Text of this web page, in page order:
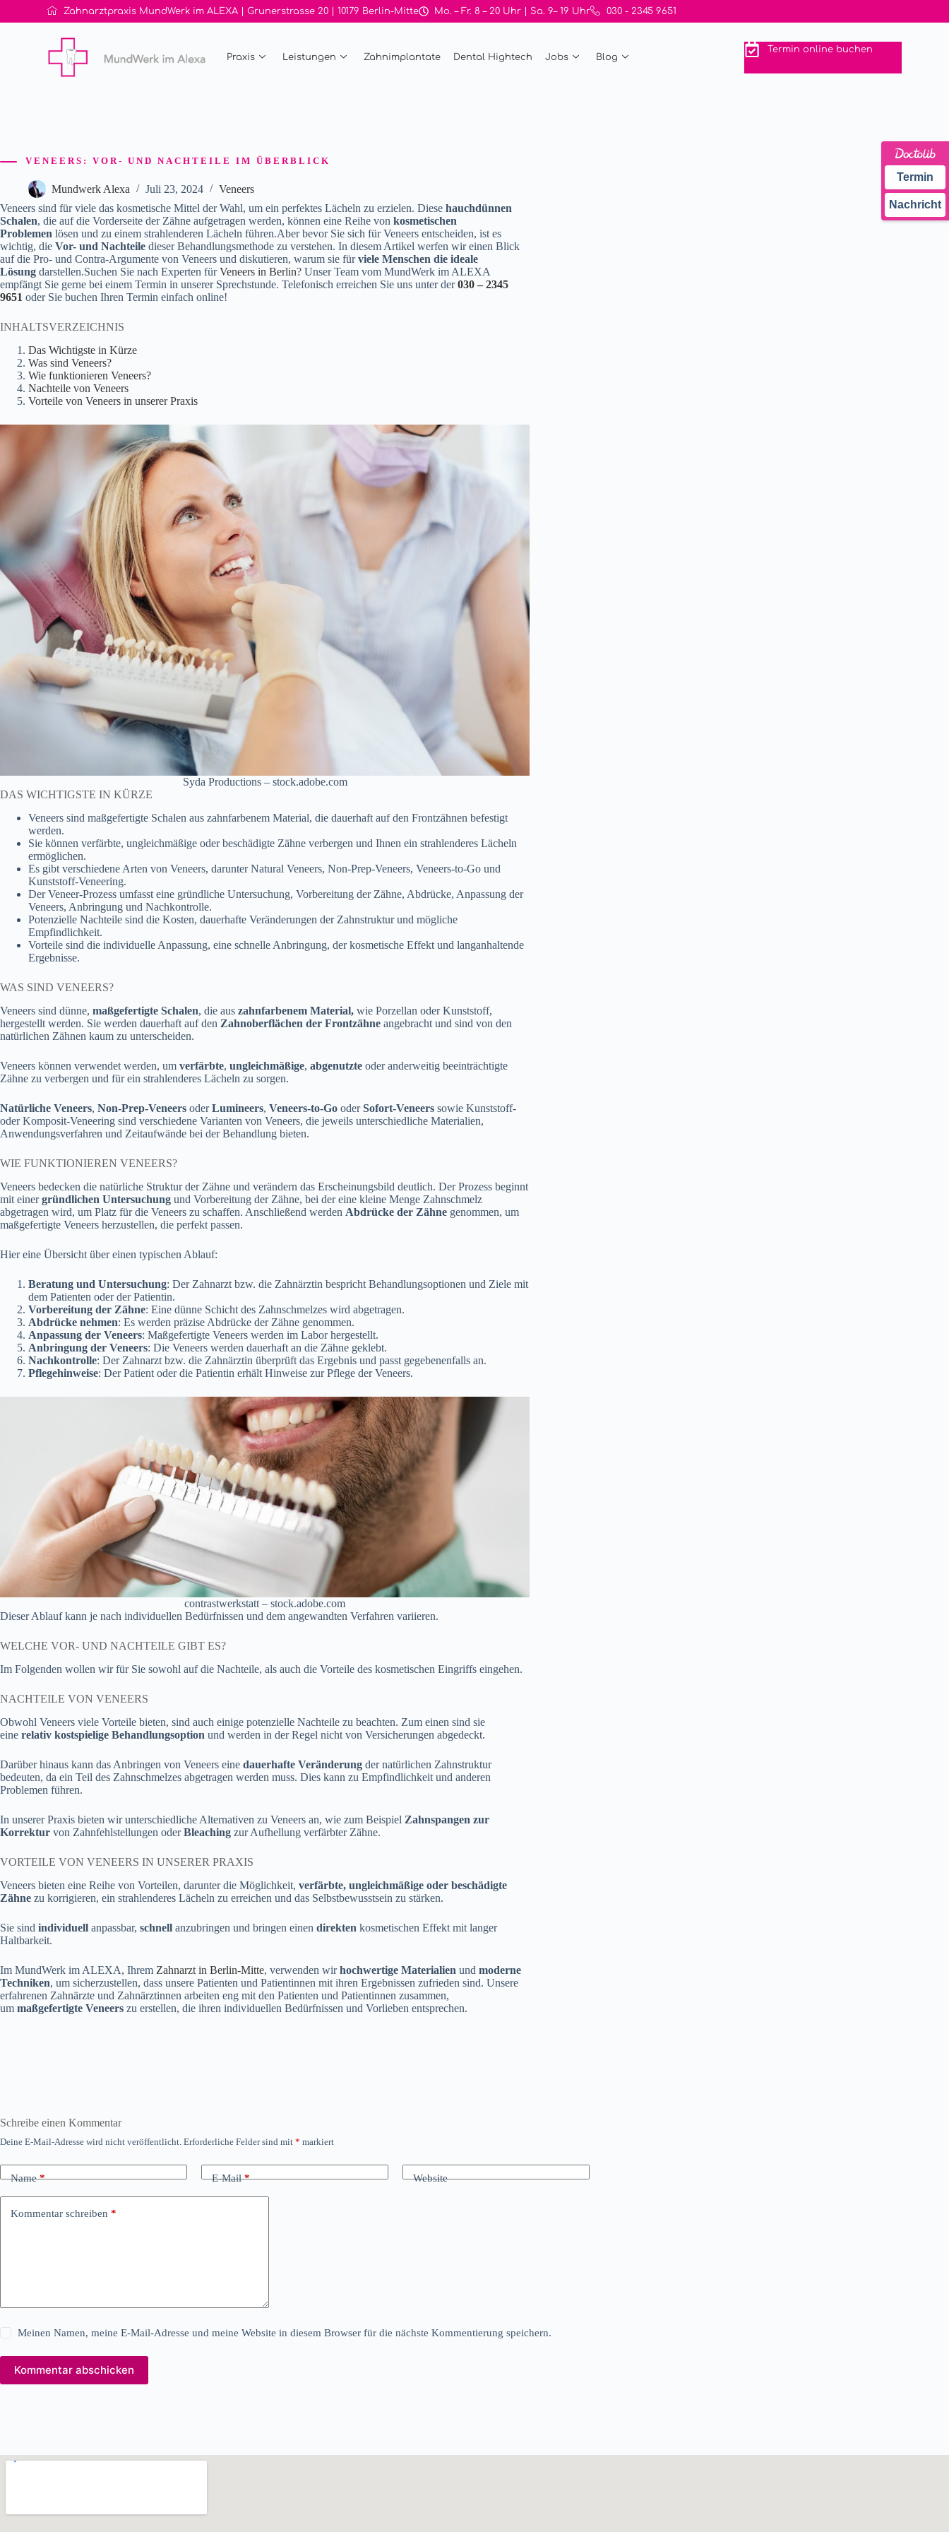
Zahnarztpraxis MundWerk im ALEXA | Grunerstrasse 20 | 10179 Berlin-Mitte Mo. – Fr. 8 – 20 Uhr | Sa. 9– 19 Uhr 030 - 2345 9651
Praxis Leistungen Zahnimplantate Dental Hightech Jobs Blog
Termin online buchen
VENEERS: VOR- UND NACHTEILE IM ÜBERBLICK
Mundwerk Alexa Juli 23, 2024
Veneers
Veneers sind für viele das kosmetische Mittel der Wahl, um ein perfektes Lächeln zu erzielen. Diese hauchdünnen
Schalen, die auf die Vorderseite der Zähne aufgetragen werden, können eine Reihe von kosmetischen
Problemen lösen und zu einem strahlenderen Lächeln führen.Aber bevor Sie sich für Veneers entscheiden, ist es
wichtig, die Vor- und Nachteile dieser Behandlungsmethode zu verstehen. In diesem Artikel werfen wir einen Blick
auf die Pro- und Contra-Argumente von Veneers und diskutieren, warum sie fürviele Menschen die ideale
Lösung darstellen.Suchen Sie nach Experten fürVeneers in Berlin? Unser Team vom MundWerk im ALEXA
empfängt Sie gerne bei einem Termin in unserer Sprechstunde. Telefonisch erreichen Sie uns unter der030 – 2345
9651 oder Sie buchen Ihren Termin einfach online!
INHALTSVERZEICHNIS
Das Wichtigste in Kürze
Was sind Veneers?
Wie funktionieren Veneers?
Nachteile von Veneers
Vorteile von Veneers in unserer Praxis
Syda Productions – stock.adobe.com
DAS WICHTIGSTE IN KÜRZE
Veneers sind maßgefertigte Schalen aus zahnfarbenem Material, die dauerhaft auf den Frontzähnen befestigt
werden.
Sie können verfärbte, ungleichmäßige oder beschädigte Zähne verbergen und Ihnen ein strahlenderes Lächeln
ermöglichen.
Es gibt verschiedene Arten von Veneers, darunter Natural Veneers, Non-Prep-Veneers, Veneers-to-Go und
Kunststoff-Veneering.
Der Veneer-Prozess umfasst eine gründliche Untersuchung, Vorbereitung der Zähne, Abdrücke, Anpassung der
Veneers, Anbringung und Nachkontrolle.
Potenzielle Nachteile sind die Kosten, dauerhafte Veränderungen der Zahnstruktur und mögliche
Empfindlichkeit.
Vorteile sind die individuelle Anpassung, eine schnelle Anbringung, der kosmetische Effekt und langanhaltende
Ergebnisse.
WAS SIND VENEERS?
Veneers sind dünne, maßgefertigte Schalen, die aus zahnfarbenem Material, wie Porzellan oder Kunststoff,
hergestellt werden. Sie werden dauerhaft auf den Zahnoberflächen der Frontzähne angebracht und sind von den
natürlichen Zähnen kaum zu unterscheiden.
Veneers können verwendet werden, um verfärbte, ungleichmäßige, abgenutzte oder anderweitig beeinträchtigte
Zähne zu verbergen und für ein strahlenderes Lächeln zu sorgen.
Natürliche Veneers, Non-Prep-Veneers oderLumineers, Veneers-to-Go oderSofort-Veneers sowie Kunststoff-
oder Komposit-Veneering sind verschiedene Varianten von Veneers, die jeweils unterschiedliche Materialien,
Anwendungsverfahren und Zeitaufwände bei der Behandlung bieten.
WIE FUNKTIONIEREN VENEERS?
Veneers bedecken die natürliche Struktur der Zähne und verändern das Erscheinungsbild deutlich. Der Prozess beginnt
mit einergründlichen Untersuchung und Vorbereitung der Zähne, bei der eine kleine Menge Zahnschmelz
abgetragen wird, um Platz für die Veneers zu schaffen. Anschließend werden Abdrücke der Zähne genommen, um
maßgefertigte Veneers herzustellen, die perfekt passen.
Hier eine Übersicht über einen typischen Ablauf:
Beratung und Untersuchung: Der Zahnarzt bzw. die Zahnärztin bespricht Behandlungsoptionen und Ziele mit
dem Patienten oder der Patientin.
Vorbereitung der Zähne: Eine dünne Schicht des Zahnschmelzes wird abgetragen.
Abdrücke nehmen: Es werden präzise Abdrücke der Zähne genommen.
Anpassung der Veneers: Maßgefertigte Veneers werden im Labor hergestellt.
Anbringung der Veneers: Die Veneers werden dauerhaft an die Zähne geklebt.
Nachkontrolle: Der Zahnarzt bzw. die Zahnärztin überprüft das Ergebnis und passt gegebenenfalls an.
Pflegehinweise: Der Patient oder die Patientin erhält Hinweise zur Pflege der Veneers.
contrastwerkstatt – stock.adobe.com
Dieser Ablauf kann je nach individuellen Bedürfnissen und dem angewandten Verfahren variieren.
WELCHE VOR- UND NACHTEILE GIBT ES?
Im Folgenden wollen wir für Sie sowohl auf die Nachteile, als auch die Vorteile des kosmetischen Eingriffs eingehen.
NACHTEILE VON VENEERS
Obwohl Veneers viele Vorteile bieten, sind auch einige potenzielle Nachteile zu beachten. Zum einen sind sie
eine relativ kostspielige Behandlungsoption und werden in der Regel nicht von Versicherungen abgedeckt.
Darüber hinaus kann das Anbringen von Veneers eine dauerhafte Veränderung der natürlichen Zahnstruktur
bedeuten, da ein Teil des Zahnschmelzes abgetragen werden muss. Dies kann zu Empfindlichkeit und anderen
Problemen führen.
In unserer Praxis bieten wir unterschiedliche Alternativen zu Veneers an, wie zum Beispiel Zahnspangen zur
Korrektur von Zahnfehlstellungen oderBleaching zur Aufhellung verfärbter Zähne.
VORTEILE VON VENEERS IN UNSERER PRAXIS
Veneers bieten eine Reihe von Vorteilen, darunter die Möglichkeit, verfärbte, ungleichmäßige oder beschädigte
Zähne zu korrigieren, ein strahlenderes Lächeln zu erreichen und das Selbstbewusstsein zu stärken.
Sie sind individuell anpassbar, schnell anzubringen und bringen einen direkten kosmetischen Effekt mit langer
Haltbarkeit.
Im MundWerk im ALEXA, Ihrem Zahnarzt in Berlin-Mitte, verwenden wirhochwertige Materialien und moderne
Techniken, um sicherzustellen, dass unsere Patienten und Patientinnen mit ihren Ergebnissen zufrieden sind. Unsere
erfahrenen Zahnärzte und Zahnärztinnen arbeiten eng mit den Patienten und Patientinnen zusammen,
um maßgefertigte Veneers zu erstellen, die ihren individuellen Bedürfnissen und Vorlieben entsprechen.
Schreibe einen Kommentar
Deine E-Mail-Adresse wird nicht veröffentlicht. Erforderliche Felder sind mit * markiert
Name* E-Mail* Website
Kommentar schreiben *
Meinen Namen, meine E-Mail-Adresse und meine Website in diesem Browser für die nächste Kommentierung speichern.
Kommentar abschicken
Termin
Nachricht